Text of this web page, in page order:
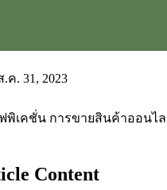
.ค. 31, 2023
พิเคชั่น การขายสินค้าออนไ
Content